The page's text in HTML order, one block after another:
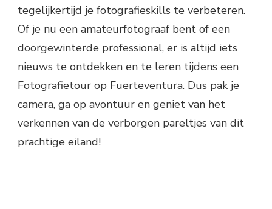
tegelijkertijd je fotografieskills te verbeteren.
Of je nu een amateurfotograaf bent of een
doorgewinterde professional, er is altijd iets
nieuws te ontdekken en te leren tijdens een
Fotografietour op Fuerteventura. Dus pak je
camera, ga op avontuur en geniet van het
verkennen van de verborgen pareltjes van dit
prachtige eiland!